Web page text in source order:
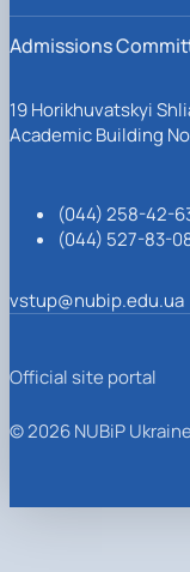
Admissions
19 Horikhuvatskyi
Academic Building
(044) 258-42-
(044) 527-83-
vstup@nubip.edu.ua
Official site portal
© 2026 NUBiP Ukraine